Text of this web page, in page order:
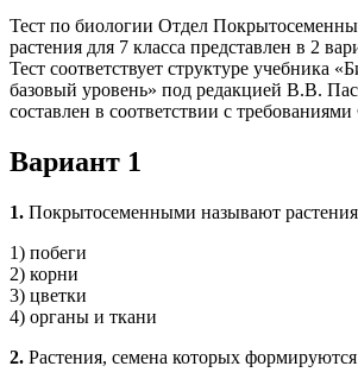
Тест по биологии Отдел
растения для 7 класса представлен в 2
Тест соответствует структуре учебника
базовый уровень» под редакцией В.В.
составлен в соответствии с
Вариант 1
1. Покрытосеменными называют
1) побеги
2) корни
3) цветки
4) органы и ткани
2. Растения, семена которых